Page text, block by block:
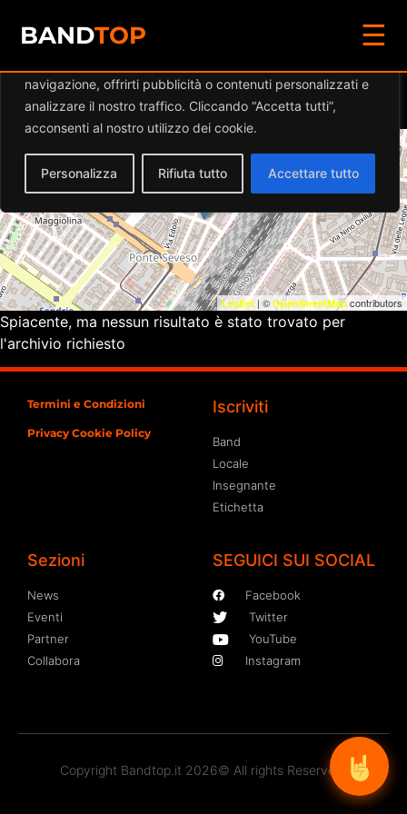
Diamo valore alla tua privacy
navigazione, offrirti pubblicità o contenuti personalizzati e
analizzare il nostro traffico. Cliccando “Accetta tutti”,
acconsenti al nostro utilizzo dei cookie.
Personalizza Rifiuta tutto Accettare tutto
BANDTOP
☰
Eventi aRock’n Roll
+
Leaflet | © OpenStreetMapcontributors
Spiacente, ma nessun risultato è stato trovato per
l'archivio richiesto
Termini e Condizioni
Privacy Cookie Policy
Iscriviti
Band
Locale
Insegnante
Etichetta
Sezioni
News
Eventi
Partner
Collabora
SEGUICI SUI SOCIAL
Facebook
Twitter
YouTube
Instagram
Copyright Bandtop.it 2026© All rights Reserved.